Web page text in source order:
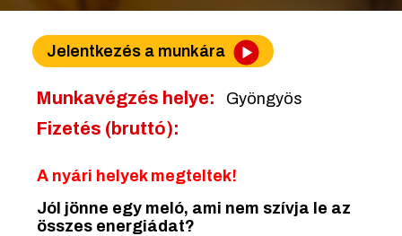
Jelentkezés a munkára
Munkavégzés helye: Gyöngyös
Fizetés (bruttó):
A nyári helyek megteltek!
Jól jönne egy meló, ami nem szívja le az
összes energiádat?